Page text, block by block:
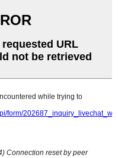
Co., Ltd.
No.789, distrito de